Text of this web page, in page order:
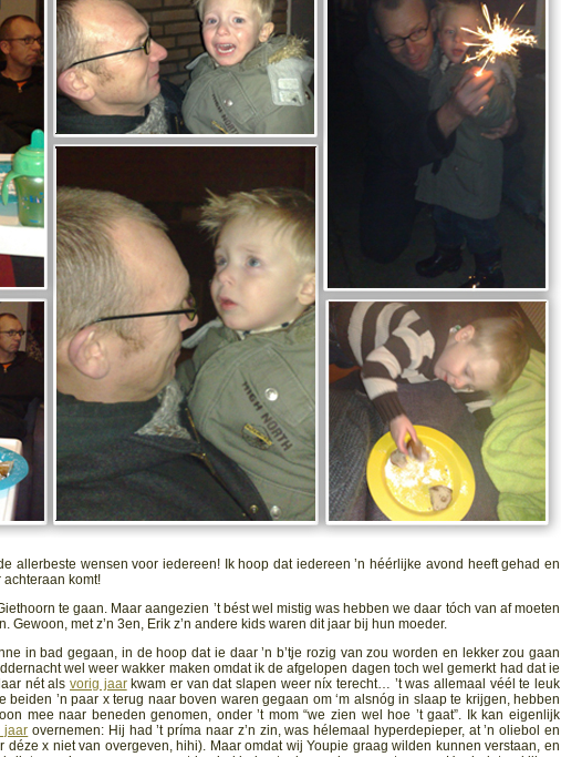
allerbeste wensen voor iedereen! Ik hoop dat iedereen ’n héérlijke avond heeft gehad en
achteraan komt!
te gaan. Maar aangezien ’t bést wel mistig was hebben we daar tóch van af moeten
Gewoon, met z’n 3en, Erik z’n andere kids waren dit jaar bij hun moeder.
in bad gegaan, in de hoop dat ie daar ’n b’tje rozig van zou worden en lekker zou gaan
wel weer wakker maken omdat ik de afgelopen dagen toch wel gemerkt had dat ie
nét als vorig jaarkwam er van dat slapen weer níx terecht… ’t was allemaal véél te leuk
beiden ’n paar x terug naar boven waren gegaan om ‘m alsnóg in slaap te krijgen, hebben
mee naar beneden genomen, onder ’t mom “we zien wel hoe ’t gaat”. Ik kan eigenlijk
jaar overnemen: Hij had ’t príma naar z’n zin, was hélemaal hyperdepieper, at ’n oliebol en
déze x niet van overgeven, hihi). Maar omdat wij Youpie graag wilden kunnen verstaan, en